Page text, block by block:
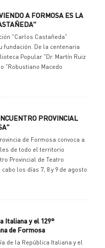
A FORMOSA ES LA
"Carlos Castañeda"
fundación. De la centenaria
Popular "Dr. Martín Ruiz
"Robustiano Macedo
PROVINCIAL
de Formosa convoca a
de todo el territorio
Provincial de Teatro
los días 7, 8 y 9 de agosto
Italiana y el 129°
de Formosa
de la República Italiana y el